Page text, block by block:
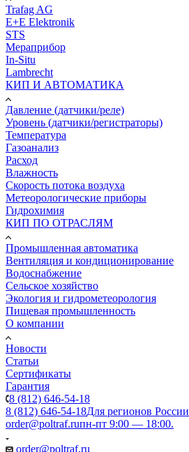
Trafag AG
E+E Elektronik
STS
Мераприбор
In-Situ
Lambrecht
КИП И АВТОМАТИКА
Давление (датчики/реле)
Уровень (датчики/регистраторы)
Температура
Газоанализ
Расход
Влажность
Скорость потока воздуха
Метеорологические приборы
Гидрохимия
КИП ПО ОТРАСЛЯМ
Промышленная автоматика
Вентиляция и кондиционирование
Водоснабжение
Сельское хозяйство
Экология и гидрометеорология
Пищевая промышленность
О компании
Новости
Статьи
Сертификаты
Гарантия
8 (812) 646-54-18
8 (812) 646-54-18Для регионов России
order@poltraf.ruпн-пт 9:00 — 18:00.
order@poltraf.ru